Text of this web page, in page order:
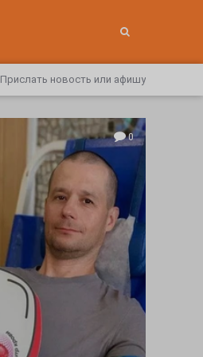
Прислать новость или афишу
0